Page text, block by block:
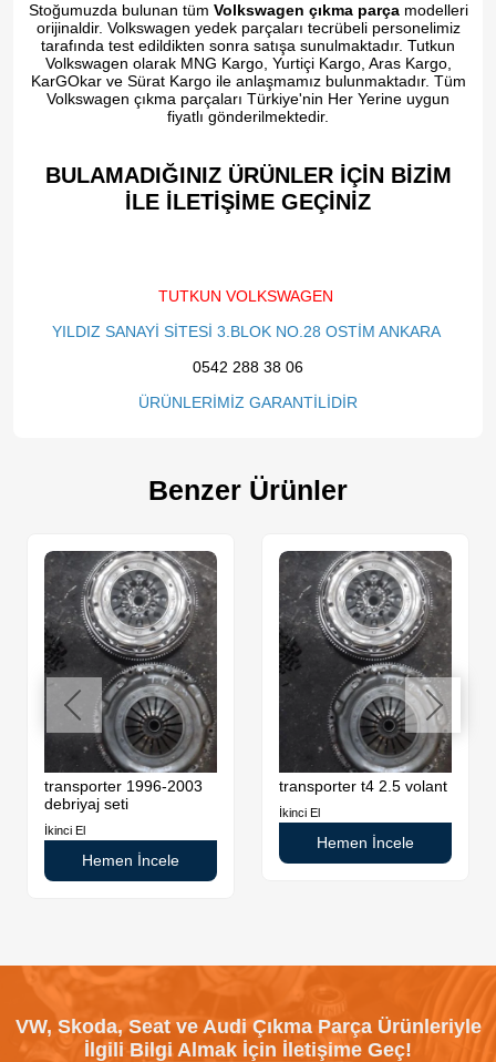
Stoğumuzda bulunan tüm Volkswagen çıkma parçamodelleri
orijinaldir. Volkswagen yedek parçaları tecrübeli personelimiz
tarafında test edildikten sonra satışa sunulmaktadır. Tutkun
Volkswagen olarak MNG Kargo, Yurtiçi Kargo, Aras Kargo,
KarGOkar ve Sürat Kargo ile anlaşmamız bulunmaktadır. Tüm
Volkswagen çıkma parçaları Türkiye'nin Her Yerine uygun
fiyatlı gönderilmektedir.
BULAMADIĞINIZ ÜRÜNLER İÇİN BİZİM
İLE İLETİŞİME GEÇİNİZ​
TUTKUN VOLKSWAGEN
YILDIZ SANAYİ SİTESİ 3.BLOK NO.28 OSTİM ANKARA
0542 288 38 06
ÜRÜNLERİMİZ GARANTİLİDİR
Benzer Ürünler
transporter 1996-2003
debriyaj seti
İkinci El
Hemen İncele
transporter t4 2.5 volant
İkinci El
Hemen İncele
VW, Skoda, Seat ve Audi Çıkma Parça Ürünleriyle
İlgili Bilgi Almak İçin İletişime Geç!